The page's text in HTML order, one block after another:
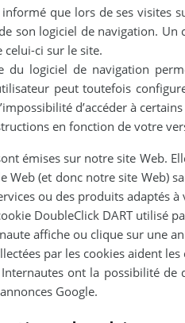
informé que lors de ses visites
son logiciel de navigation.
celui-ci sur le site.
du logiciel de navigation
peut toutefois
d’accéder à
en fonction de votre
émises sur notre site Web.
Web (et donc notre site Web)
ou des produits adaptés à
DoubleClick DART utilisé
affiche ou clique sur une
par les cookies aident
ont la possibilité de
Google.